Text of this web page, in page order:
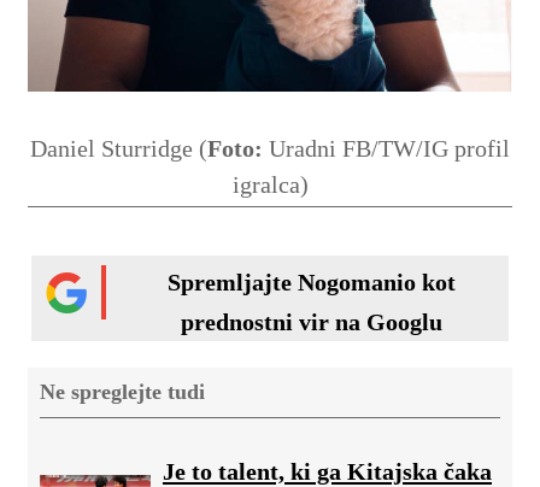
Daniel Sturridge (Foto: Uradni FB/TW/IG profil
igralca)
Spremljajte Nogomanio kot
prednostni vir na Googlu
Ne spreglejte tudi
Je to talent, ki ga Kitajska čaka